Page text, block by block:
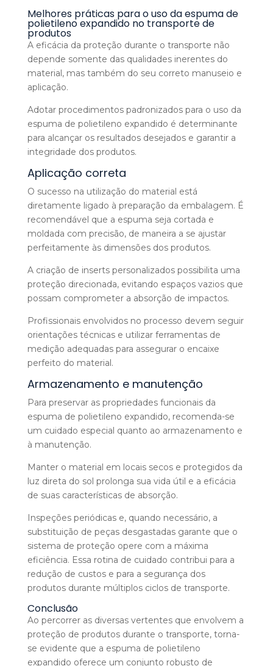
Melhores práticas para o uso da espuma de
polietileno expandido no transporte de
produtos
A eficácia da proteção durante o transporte não
depende somente das qualidades inerentes do
material, mas também do seu correto manuseio e
aplicação.
Adotar procedimentos padronizados para o uso da
espuma de polietileno expandido é determinante
para alcançar os resultados desejados e garantir a
integridade dos produtos.
Aplicação correta
O sucesso na utilização do material está
diretamente ligado à preparação da embalagem. É
recomendável que a espuma seja cortada e
moldada com precisão, de maneira a se ajustar
perfeitamente às dimensões dos produtos.
A criação de inserts personalizados possibilita uma
proteção direcionada, evitando espaços vazios que
possam comprometer a absorção de impactos.
Profissionais envolvidos no processo devem seguir
orientações técnicas e utilizar ferramentas de
medição adequadas para assegurar o encaixe
perfeito do material.
Armazenamento e manutenção
Para preservar as propriedades funcionais da
espuma de polietileno expandido, recomenda-se
um cuidado especial quanto ao armazenamento e
à manutenção.
Manter o material em locais secos e protegidos da
luz direta do sol prolonga sua vida útil e a eficácia
de suas características de absorção.
Inspeções periódicas e, quando necessário, a
substituição de peças desgastadas garante que o
sistema de proteção opere com a máxima
eficiência. Essa rotina de cuidado contribui para a
redução de custos e para a segurança dos
produtos durante múltiplos ciclos de transporte.
Conclusão
Ao percorrer as diversas vertentes que envolvem a
proteção de produtos durante o transporte, torna-
se evidente que a espuma de polietileno
expandido oferece um conjunto robusto de